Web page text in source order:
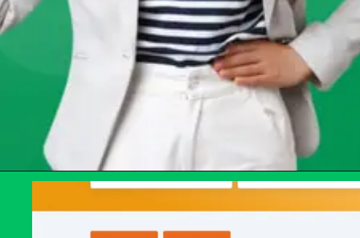
https://chat.whatsapp.com/Egw1EaCFoyRAUuYG4lrDOi